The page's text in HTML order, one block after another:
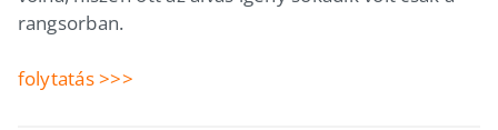
rangsorban.
folytatás >>>